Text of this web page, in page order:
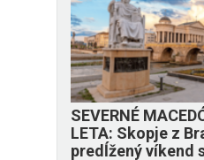
SEVERNÉ
LETA: Skopje z
predĺžený víkend